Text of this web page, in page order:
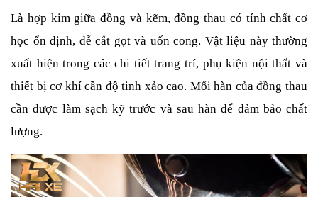
Là hợp kim giữa đồng và kẽm, đồng thau có tính chất cơ
học ổn định, dễ cắt gọt và uốn cong. Vật liệu này thường
xuất hiện trong các chi tiết trang trí, phụ kiện nội thất và
thiết bị cơ khí cần độ tinh xảo cao. Mối hàn của đồng thau
cần được làm sạch kỹ trước và sau hàn để đảm bảo chất
lượng.